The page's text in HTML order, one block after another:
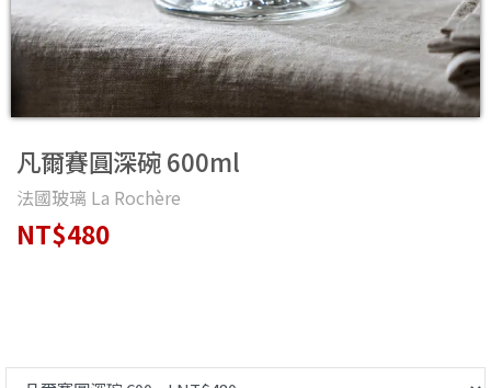
凡爾賽圓深碗 600ml
法國玻璃 La Rochère
NT$480